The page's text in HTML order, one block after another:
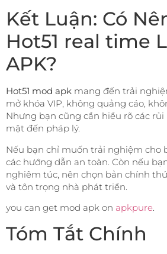
Kết Luận: Có
Hot51 real time
APK?
Hot51 mod apk mang đến trải
mở khóa VIP, không quảng cáo,
Nhưng bạn cũng cần hiểu rõ các
mật đến pháp lý.
Nếu bạn chỉ muốn trải nghiệm cho
các hướng dẫn an toàn. Còn nếu
nghiêm túc, nên chọn bản chính
và tôn trọng nhà phát triển.
you can get mod apk on apkpure.
Tóm Tắt Chính